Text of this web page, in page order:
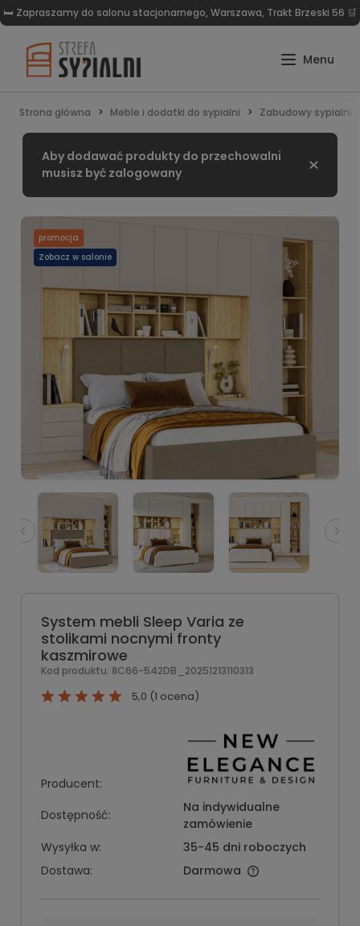
🛏️ Zapraszamy do salonu stacjonarnego, Warszawa, Trakt Brzeski 56 🛒
Strona główna Meble i dodatki do sypialni Zabudowy sypialni
Zamknij
Aby dodawać produkty do przechowalni
musisz być zalogowany
promocja
Zobacz w salonie
System mebli Sleep Varia ze
stolikami nocnymi fronty
kaszmirowe
Kod produktu: 8C66-542DB_20251213110313
5,0 (1 ocena)
Producent:
Dostępność:
Na indywidualne
zamówienie
Wysyłka w:
35-45 dni roboczych
Dostawa:
Darmowa